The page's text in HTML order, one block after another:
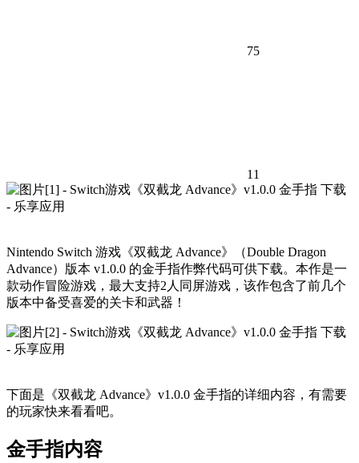
75
11
Nintendo Switch 游戏《双截龙 Advance》（Double Dragon
Advance）版本 v1.0.0 的金手指作弊代码可供下载。本作是一
款动作冒险游戏，最大支持2人同屏游戏，该作包含了前几个
版本中备受喜爱的关卡和武器！
下面是《双截龙 Advance》v1.0.0 金手指的详细内容，有需要
的玩家快来看看吧。
金手指内容